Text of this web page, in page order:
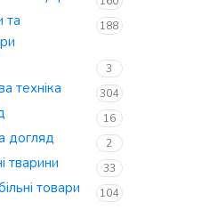
та
188
3
техніка 304
16
догляд 2
тварини 33
товари 104